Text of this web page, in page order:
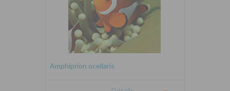
Amphiprion ocellaris